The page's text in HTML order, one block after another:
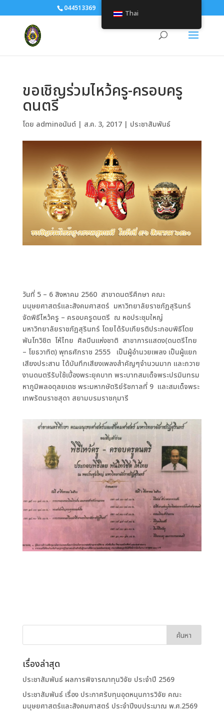
044513369
ขอเชิญร่วมไหว้ครู-ครอบครู
ดนตรี
โดย adminอนันต์| ส.ค. 3, 2017| ประชาสัมพันธ์
วันที่ 5 – 6 สิงหาคม 2560 สาขาดนตรีศึกษา คณะ
มนุษยศาสตร์และสังคมศาสตร์ มหาวิทยาลัยราชภัฏสุรินทร์
จัดพิธีไหว้ครู – ครอบครูดนตรี ณ หอประชุมใหญ่
มหาวิทยาลัยราชภัฏสุรินทร์ โดยได้รับเกียรติประกอบพิธีโดย
พันโทวิชิต โห้ไทย ศิลปินแห่งชาติ สาขาการแสดง(ดนตรีไทย
– โยธวาทิต) พุทธศักราช 2555
เป็นผู้อำนวยเพลง เป็นผู้แยก
เสียงประสาน ได้บันทึกเสียงเพลงสำคัญๆจำนวนมาก และถวาย
งานดนตรีรับใช้เบื้องพระยุคบาท พระบาทสมเด็จพระปรมินทรม
หาภูมิพลอดุลยเดช พระมหากษัตริย์รัชกาลที่ 9 และสมเด็จพระ
เทพรัตนราชสุดา สยามบรมราชกุมารี
เรื่องล่าสุด
ประชาสัมพันธ์ ผลการพิจารณาทุนวิจัย ประจำปี 2569
ประชาสัมพันธ์ เรื่อง ประกาศรับทุนอุดหนุนการวิจัย คณะ
มนุษยศาสตร์และสังคมศาสตร์ ประจำปีงบประมาณ พ.ศ.2569
Thai